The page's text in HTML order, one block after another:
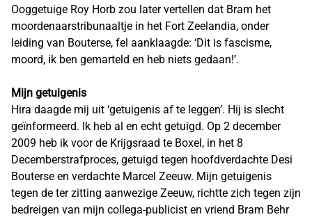
Ooggetuige Roy Horb zou later vertellen dat Bram het
moordenaarstribunaaltje in het Fort Zeelandia, onder
leiding van Bouterse, fel aanklaagde: ‘Dit is fascisme,
moord, ik ben gemarteld en heb niets gedaan!’.
Mijn getuigenis
Hira daagde mij uit ‘getuigenis af te leggen’. Hij is slecht
geïnformeerd. Ik heb al en echt getuigd. Op 2 december
2009 heb ik voor de Krijgsraad te Boxel, in het 8
Decemberstrafproces, getuigd tegen hoofdverdachte Desi
Bouterse en verdachte Marcel Zeeuw. Mijn getuigenis
tegen de ter zitting aanwezige Zeeuw, richtte zich tegen zijn
bedreigen van mijn collega-publicist en vriend Bram Behr